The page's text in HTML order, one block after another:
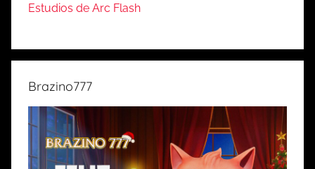
Estudios de Arc Flash
Brazino777